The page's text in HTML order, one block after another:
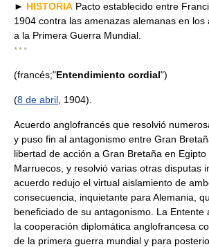
► HISTORIA Pacto establecido entre
1904 contra las amenazas alemanas en los
a la Primera Guerra Mundial.
* * *
(francés;"Entendimiento cordial")
(8 de abril , 1904).
Acuerdo anglofrancés que resolvió
y puso fin al antagonismo entre Gran
libertad de acción a Gran Bretaña en
Marruecos, y resolvió varias otras disputas
acuerdo redujo el virtual aislamiento de
consecuencia, inquietante para Alemania,
beneficiado de su antagonismo. La Entente
la cooperación diplomática anglofrancesa
de la primera guerra mundial y para